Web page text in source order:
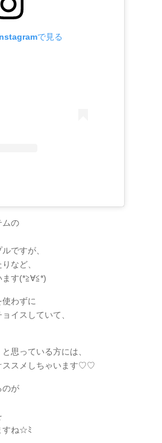
で見る
ムの
ですが、
など、
ます(*≧∀≦*)
わずに
イスしていて、
思っている方には、
ススメしちゃいます♡♡
のが
すね☆ﾐ